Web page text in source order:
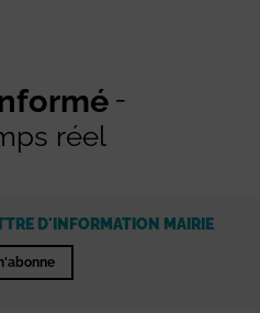
réel
D'INFORMATION MAIRIE